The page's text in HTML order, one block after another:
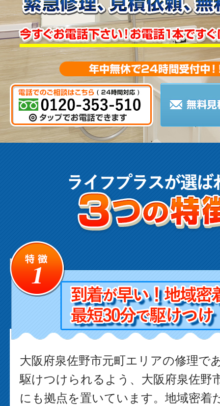
大阪府泉佐野市元町エリアの修理で
駆けつけられるよう、大阪府泉佐野
にも拠点を置いています。地域密着